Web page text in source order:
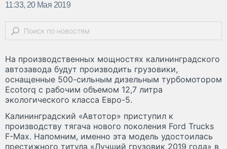
11:33, 20 Мая 2019
На производственных мощностях калининградского
автозавода будут производить грузовики,
оснащенные 500-сильным дизельным турбомотором
Ecotorq с рабочим объемом 12,7 литра
экологического класса Евро-5.
Калининградский «Автотор» приступил к
производству тягача нового поколения Ford Trucks
F-Max. Напомним, именно эта модель удостоилась
престижного титула «Лучший грузовик 2019 года» в